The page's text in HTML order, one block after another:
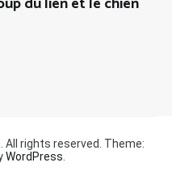
. All rights reserved. Theme:
WordPress